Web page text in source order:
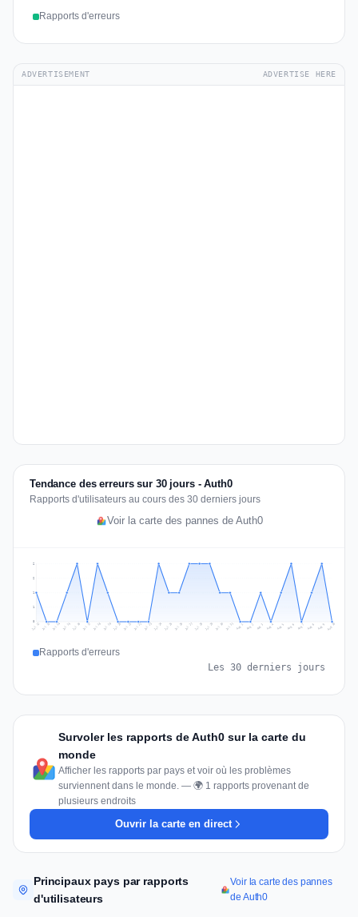
Rapports d'erreurs
ADVERTISEMENT ADVERTISE HERE
Tendance des erreurs sur 30 jours - Auth0
Rapports d'utilisateurs au cours des 30 derniers jours
Voir la carte des pannes de Auth0
1
1
2
2
Jul 12 Jul 13 Jul 14 Jul 15 Jul 16 Jul 17 Jul 18 Jul 19 Jul 20 Jul 21 Jul 22 Jul 23 Jul 24 Jul 25 Jul 26 Jul 27 Jul 28 Jul 29 Jul 30 Jul 31 Aug 1 Aug 2 Aug 3 Aug 4 Aug 5 Aug 6 Aug 7 Aug 8 Aug 9 Aug 10
Rapports d'erreurs
Les 30 derniers jours
Survoler les rapports de Auth0 sur la carte du
monde
Afficher les rapports par pays et voir où les problèmes
surviennent dans le monde. — 🌍 1 rapports provenant de
plusieurs endroits
Ouvrir la carte en direct
Principaux pays par rapports
d'utilisateurs
Voir la carte des pannes
de Auth0